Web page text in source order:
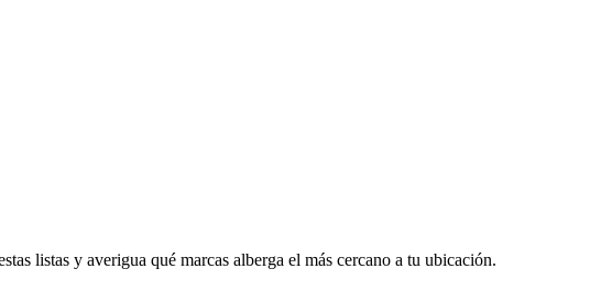
listas y averigua qué marcas alberga el más cercano a tu ubicación.